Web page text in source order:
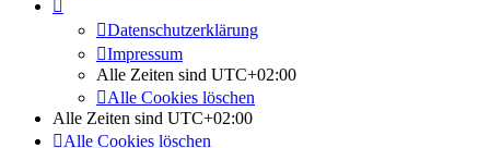
Datenschutzerklärung
Impressum
Alle Zeiten sind UTC+02:00
Alle Cookies löschen
Alle Zeiten sind UTC+02:00
Alle Cookies löschen